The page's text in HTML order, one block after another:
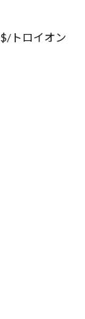
$/トロイオン